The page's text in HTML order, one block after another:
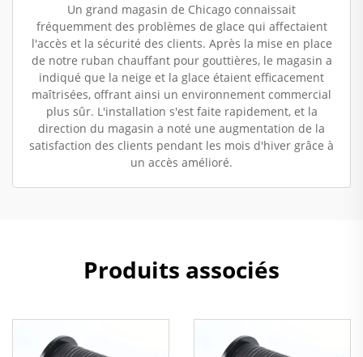
Un grand magasin de Chicago connaissait
fréquemment des problèmes de glace qui affectaient
l'accès et la sécurité des clients. Après la mise en place
de notre ruban chauffant pour gouttières, le magasin a
indiqué que la neige et la glace étaient efficacement
maîtrisées, offrant ainsi un environnement commercial
plus sûr. L'installation s'est faite rapidement, et la
direction du magasin a noté une augmentation de la
satisfaction des clients pendant les mois d'hiver grâce à
un accès amélioré.
Produits associés